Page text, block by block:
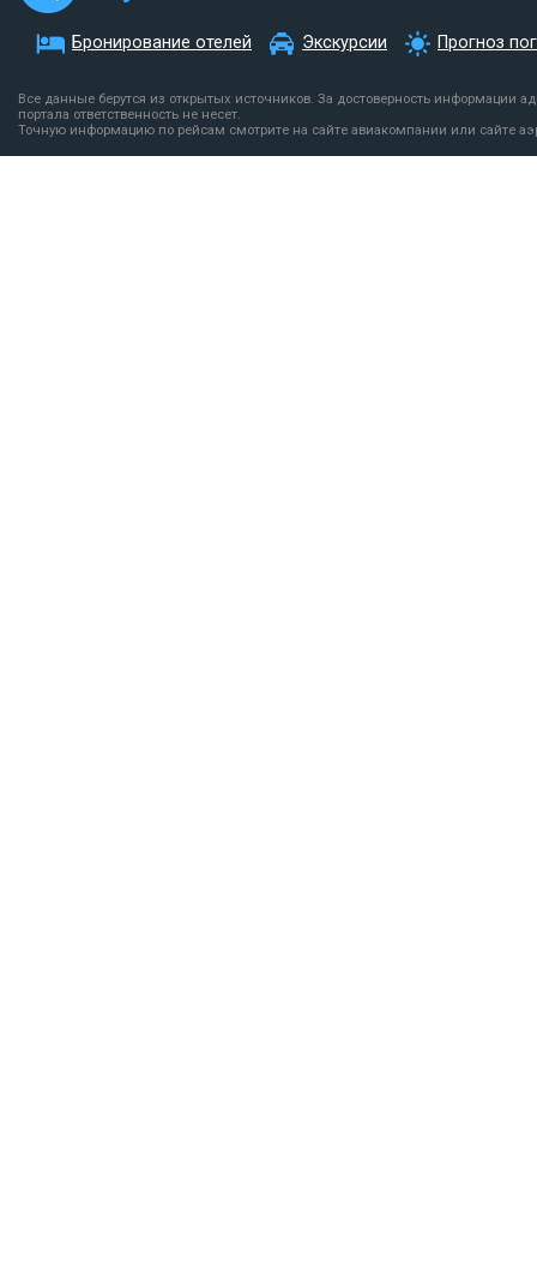
Бронирование отелей Экскурсии Прогноз
Все данные берутся из открытых источников. За достоверность информации
портала ответственность не несет.
Точную информацию по рейсам смотрите на сайте авиакомпании или сайте